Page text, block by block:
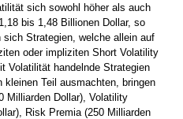
sich sowohl höher als auch
bis 1,48 Billionen Dollar, so
Strategien, welche allein auf
oder impliziten Short Volatility
Volatilität handelnde Strategien
kleinen Teil ausmachten, bringen
Milliarden Dollar), Volatility
Risk Premia (250 Milliarden